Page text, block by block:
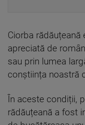
Ciorba
apreciată de
sau prin lumea
conștiința noastră
În aceste condiții,
rădăuțeană a fost